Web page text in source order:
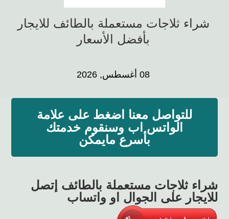
شراء ثلاجات مستعملة بالطائف للايجار
بأفضل الأسعار
08 أغسطس, 2026
للتواصل معنا اضغط على علامة
الواتس اب وسنقوم خدمتك
بأسرع مايمكن
شراء ثلاجات مستعملة بالطائف إتصل
للايجار على الجوال او واتساب